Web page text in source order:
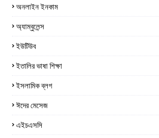
অনলাইন ইনকাম
অ্যাম্বুলেন্স
ইউটিউব
ইতালির ভাষা শিক্ষা
ইসলামিক ব্লগ
ঈদের মেসেজ
এইচএসসি